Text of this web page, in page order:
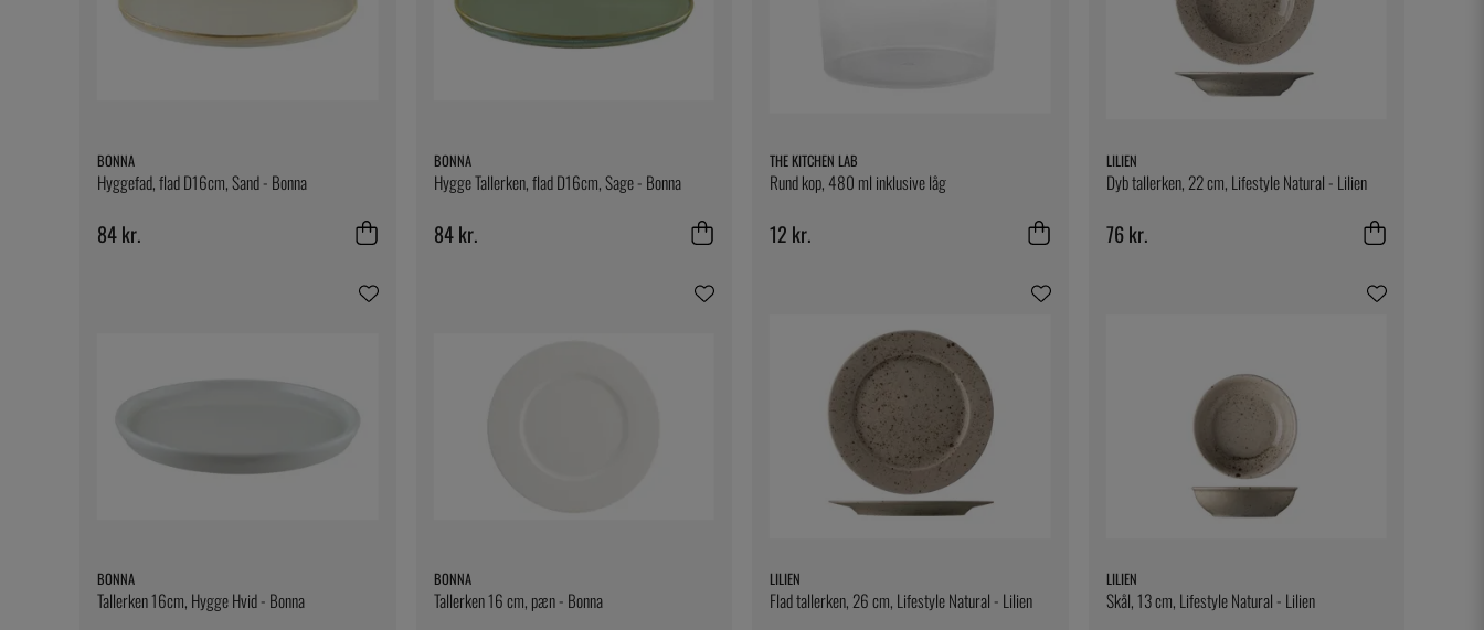
BONNA
Hyggefad, flad D16cm, Sand - Bonna
84 kr.
BONNA
Hygge Tallerken, flad D16cm, Sage - Bonna
84 kr.
THE KITCHEN LAB
Rund kop, 480 ml inklusive låg
12 kr.
LILIEN
Dyb tallerken, 22 cm, Lifestyle Natural - Lilien
76 kr.
BONNA
Tallerken 16cm, Hygge Hvid - Bonna
BONNA
Tallerken 16 cm, pæn - Bonna
LILIEN
Flad tallerken, 26 cm, Lifestyle Natural - Lilien
LILIEN
Skål, 13 cm, Lifestyle Natural - Lilien